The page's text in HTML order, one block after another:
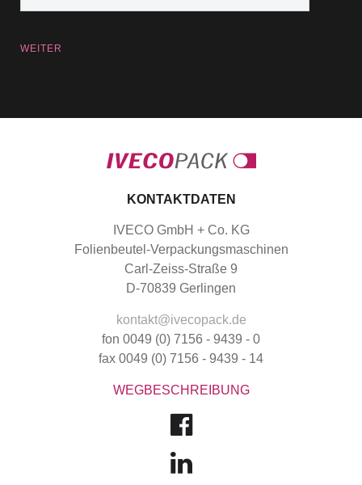
WEITER
KONTAKTDATEN
IVECO GmbH + Co. KG
Folienbeutel-Verpackungsmaschinen
Carl-Zeiss-Straße 9
D-70839 Gerlingen
kontakt@ivecopack.de
fon 0049 (0) 7156 - 9439 - 0
fax 0049 (0) 7156 - 9439 - 14
WEGBESCHREIBUNG